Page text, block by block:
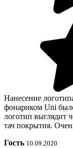
Нанесение
фонариком Uni
логотип выглядит
тач покрытия.
Гость 10.09.2020